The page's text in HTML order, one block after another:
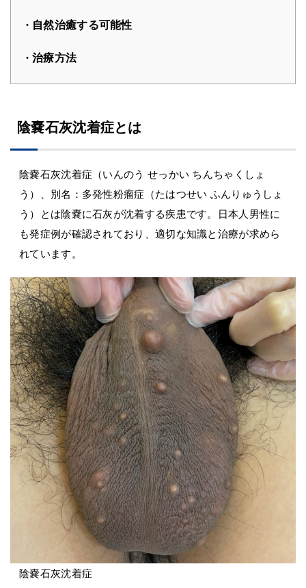
自然治癒する可能性
治療方法
陰嚢石灰沈着症とは
陰嚢石灰沈着症（いんのう せっかい ちんちゃくしょ
う）、別名：多発性粉瘤症（たはつせい ふんりゅうしょ
う）とは陰嚢に石灰が沈着する疾患です。日本人男性に
も発症例が確認されており、適切な知識と治療が求めら
れています。
陰嚢石灰沈着症